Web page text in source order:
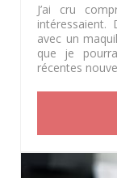
J’ai cru
intéressaient.
avec un
que je
récentes